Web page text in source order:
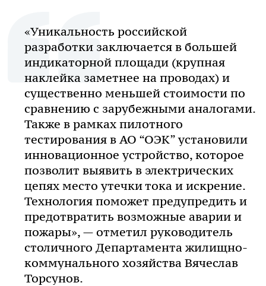
«Уникальность российской
разработки заключается в большей
индикаторной площади (крупная
наклейка заметнее на проводах) и
существенно меньшей стоимости по
сравнению с зарубежными аналогами.
Также в рамках пилотного
тестирования в АО “ОЭК” установили
инновационное устройство, которое
позволит выявить в электрических
цепях место утечки тока и искрение.
Технология поможет предупредить и
предотвратить возможные аварии и
пожары», — отметил руководитель
столичного Департамента жилищно-
коммунального хозяйства Вячеслав
Торсунов.